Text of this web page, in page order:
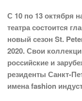
С 10 по 13 октября
театра состоится
новый сезон St.
2020. Свои
российские и
резиденты Санкт-
имена fashion